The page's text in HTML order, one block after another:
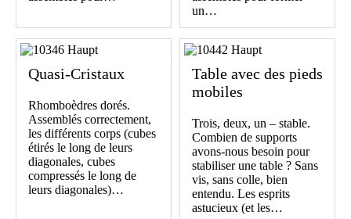
un…
Quasi-Cristaux
Rhomboèdres dorés.
Assemblés correctement,
les différents corps (cubes
étirés le long de leurs
diagonales, cubes
compressés le long de
leurs diagonales)…
Table avec des pieds
mobiles
Trois, deux, un – stable.
Combien de supports
avons-nous besoin pour
stabiliser une table ? Sans
vis, sans colle, bien
entendu. Les esprits
astucieux (et les…